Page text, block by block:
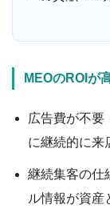
MEOのROIが
広告費が不要
に継続的に来
継続集客の仕
ル情報が資産